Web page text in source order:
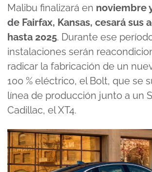
Malibu finalizará en noviembre
de Fairfax, Kansas, cesará sus
hasta 2025. Durante ese
instalaciones serán
radicar la fabricación de un
100 % eléctrico, el Bolt, que se
línea de producción junto a un
Cadillac, el XT4.